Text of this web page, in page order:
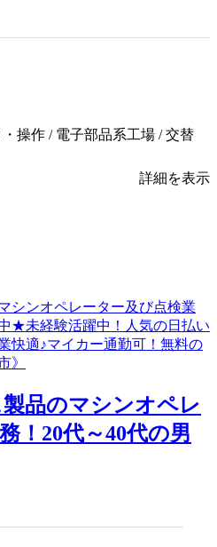
操作 / 電子部品系工場 / 交替
詳細を表示
品のマシンオペレ
！20代～40代の男